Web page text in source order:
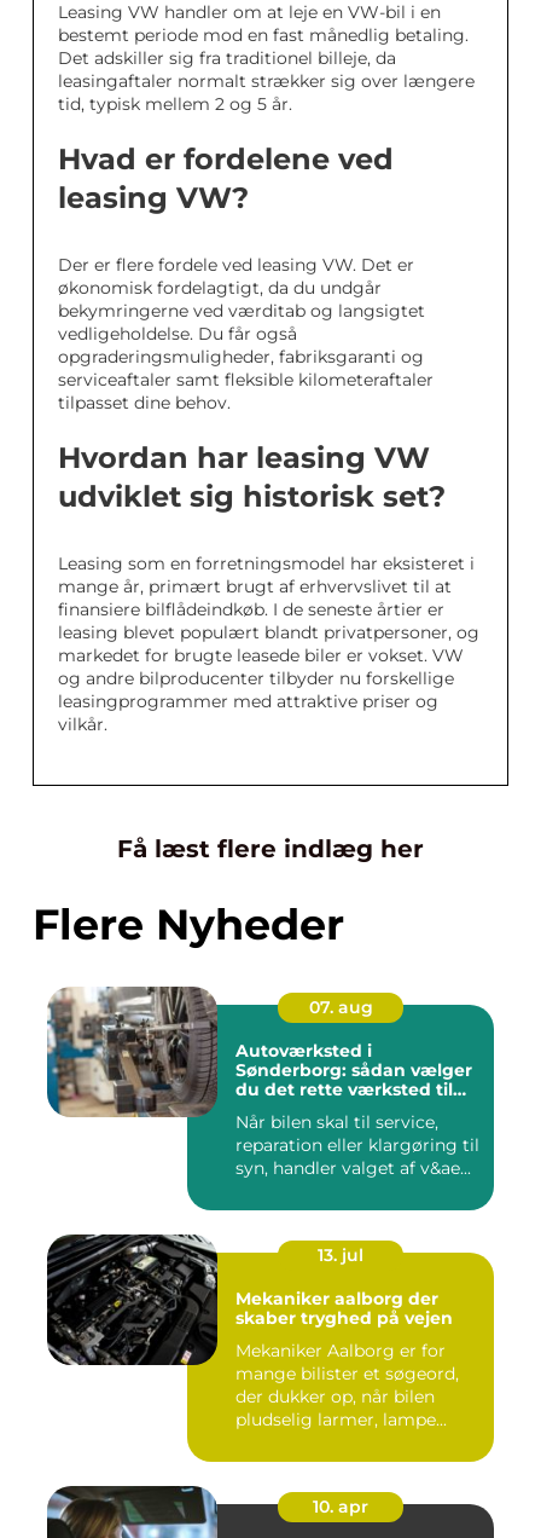
Leasing VW handler om at leje en VW-bil i en
bestemt periode mod en fast månedlig betaling.
Det adskiller sig fra traditionel billeje, da
leasingaftaler normalt strækker sig over længere
tid, typisk mellem 2 og 5 år.
Hvad er fordelene ved
leasing VW?
Der er flere fordele ved leasing VW. Det er
økonomisk fordelagtigt, da du undgår
bekymringerne ved værditab og langsigtet
vedligeholdelse. Du får også
opgraderingsmuligheder, fabriksgaranti og
serviceaftaler samt fleksible kilometeraftaler
tilpasset dine behov.
Hvordan har leasing VW
udviklet sig historisk set?
Leasing som en forretningsmodel har eksisteret i
mange år, primært brugt af erhvervslivet til at
finansiere bilflådeindkøb. I de seneste årtier er
leasing blevet populært blandt privatpersoner, og
markedet for brugte leasede biler er vokset. VW
og andre bilproducenter tilbyder nu forskellige
leasingprogrammer med attraktive priser og
vilkår.
Få læst flere indlæg her
Flere Nyheder
07. aug
Autoværksted i
Sønderborg: sådan vælger
du det rette værksted til
Når bilen skal til service,
reparation eller klargøring til
syn, handler valget af v&ae...
13. jul
Mekaniker aalborg der
skaber tryghed på vejen
Mekaniker Aalborg er for
mange bilister et søgeord,
der dukker op, når bilen
pludselig larmer, lampe...
10. apr